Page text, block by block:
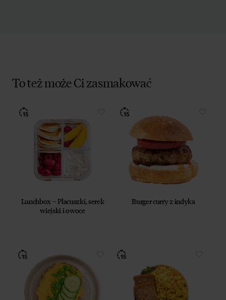
To też może Ci zasmakować
Lunchbox – Placuszki, serek
wiejski i owoce
Burger curry z indyka